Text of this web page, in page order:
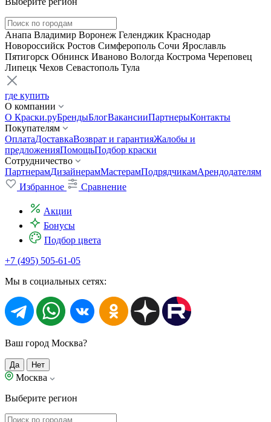
Анапа Владимир Воронеж Геленджик Краснодар
Новороссийск Ростов Симферополь Сочи Ярославль
Пятигорск Обнинск Иваново Вологда Кострома Череповец
Липецк Чехов Севастополь Тула
где купить
О компании
О Краски.руБрендыБлогВакансииПартнерыКонтакты
Покупателям
ОплатаДоставкаВозврат и гарантияЖалобы и
предложенияПомощьПодбор краски
Сотрудничество
ПартнерамДизайнерамМастерамПодрядчикамАрендодателям
Избранное
Сравнение
Акции
Бонусы
Подбор цвета
+7 (495) 505-61-05
Мы в социальных сетях:
Ваш город Москва?
Да Нет
Москва
Выберите регион